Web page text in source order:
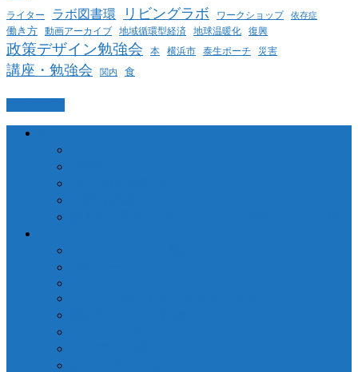
ライター ラボ図書環 リビングラボ ワークショップ 依存症
働き方 動画アーカイブ 地域循環型経済 地球温暖化 復興
政策デザイン勉強会 本 横浜市 泰生ポーチ 災害
講座・勉強会 関内 食